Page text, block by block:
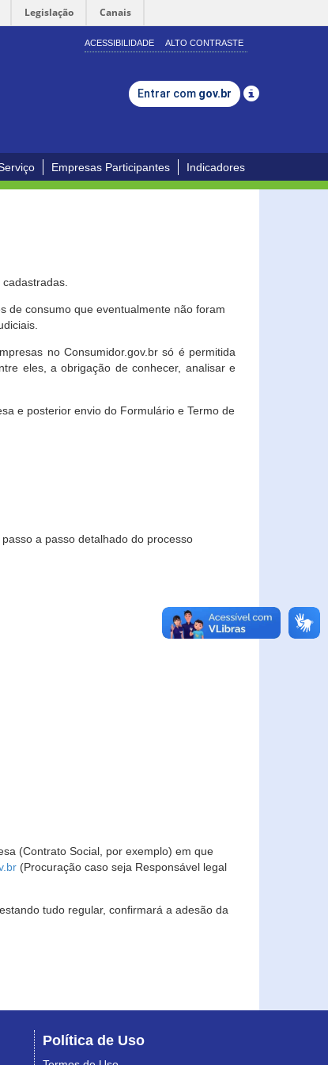
Legislação Canais
ACESSIBILIDADE ALTO CONTRASTE
Entrar com gov.br
Empresas Participantes Indicadores
de consumo que eventualmente não foram
no Consumidor.gov.br só é permitida
eles, a obrigação de conhecer, analisar e
e posterior envio do Formulário e Termo de
a passo detalhado do processo
(Contrato Social, por exemplo) em que
(Procuração caso seja Responsável legal
tudo regular, confirmará a adesão da
Política de Uso